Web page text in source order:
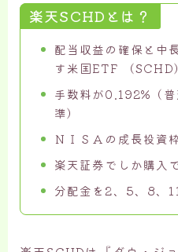
楽天SCHDとは？
配当収益の確保と中
す米国ETF （SCHD）
手数料が0.192%（
準）
ＮＩＳＡの成長投資
楽天証券でしか購入
分配金を2、5、8、